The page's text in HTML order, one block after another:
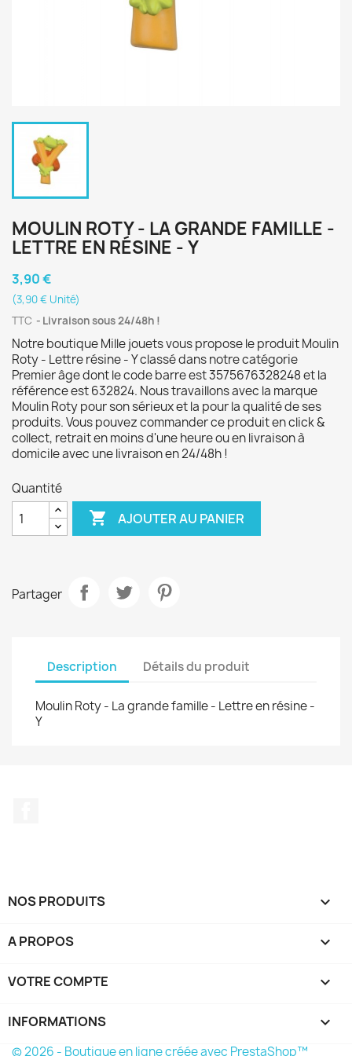
MOULIN ROTY - LA GRANDE FAMILLE -
LETTRE EN RÉSINE - Y
3,90 €
(3,90 € Unité)
TTC
Livraison sous 24/48h !
Notre boutique Mille jouets vous propose le produit Moulin
Roty - Lettre résine - Y classé dans notre catégorie
Premier âge dont le code barre est 3575676328248 et la
référence est 632824. Nous travaillons avec la marque
Moulin Roty pour son sérieux et la pour la qualité de ses
produits. Vous pouvez commander ce produit en click &
collect, retrait en moins d'une heure ou en livraison à
domicile avec une livraison en 24/48h !
Quantité
 AJOUTER AU PANIER
Partager
Description Détails du produit
Moulin Roty - La grande famille - Lettre en résine -
Y
NOS PRODUITS 
A PROPOS 
VOTRE COMPTE 
INFORMATIONS keyboard_arrow_down
© 2026 - Boutique en ligne créée avec PrestaShop™